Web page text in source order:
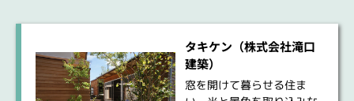
タキケン（株式会社滝口
建築）
窓を開けて暮らせる住ま